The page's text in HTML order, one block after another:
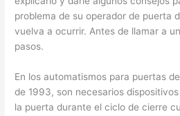
problema de su operador de puerta
vuelva a ocurrir. Antes de llamar a
pasos.
En los automatismos para puertas
de 1993, son necesarios
la puerta durante el ciclo de cierre